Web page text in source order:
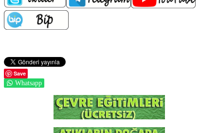
Save
Whatsapp